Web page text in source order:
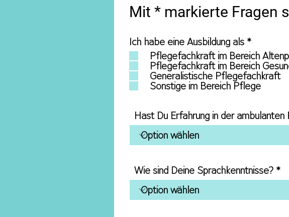
Mit * markierte Fragen
Ich habe eine Ausbildung als *P
f
l
i
c
h
f
e
d
Pflegefachkraft im Bereich
Pflegefachkraft im Bereich
Generalistische Pflegefachkraft
Sonstige im Bereich Pflege
Hast Du Erfahrung in der
Wie sind Deine Sprachkenntnisse?